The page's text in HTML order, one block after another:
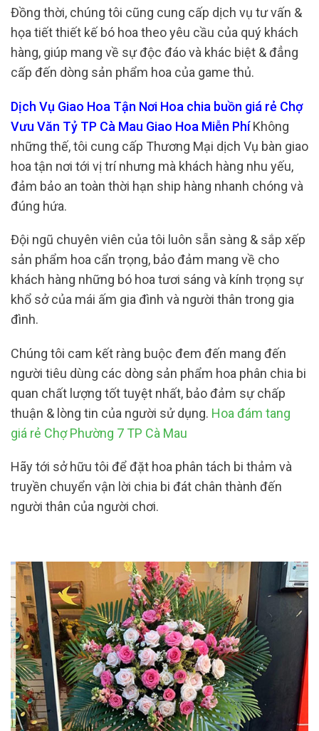
Đồng thời, chúng tôi cũng cung cấp dịch vụ tư vấn &
họa tiết thiết kế bó hoa theo yêu cầu của quý khách
hàng, giúp mang về sự độc đáo và khác biệt & đẳng
cấp đến dòng sản phẩm hoa của game thủ.
Dịch Vụ Giao Hoa Tận Nơi Hoa chia buồn giá rẻ Chợ
Vưu Văn Tỷ TP Cà Mau Giao Hoa Miễn PhíKhông
những thế, tôi cung cấp Thương Mại dịch Vụ bàn giao
hoa tận nơi tới vị trí nhưng mà khách hàng nhu yếu,
đảm bảo an toàn thời hạn ship hàng nhanh chóng và
đúng hứa.
Đội ngũ chuyên viên của tôi luôn sẵn sàng & sắp xếp
sản phẩm hoa cẩn trọng, bảo đảm mang về cho
khách hàng những bó hoa tươi sáng và kính trọng sự
khổ sở của mái ấm gia đình và người thân trong gia
đình.
Chúng tôi cam kết ràng buộc đem đến mang đến
người tiêu dùng các dòng sản phẩm hoa phân chia bi
quan chất lượng tốt tuyệt nhất, bảo đảm sự chấp
thuận & lòng tin của người sử dụng. Hoa đám tang
giá rẻ Chợ Phường 7 TP Cà Mau
Hãy tới sở hữu tôi để đặt hoa phân tách bi thảm và
truyền chuyển vận lời chia bi đát chân thành đến
người thân của người chơi.